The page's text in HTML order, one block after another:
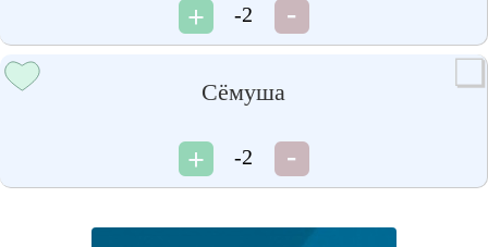
-2
Сёмуша
-2